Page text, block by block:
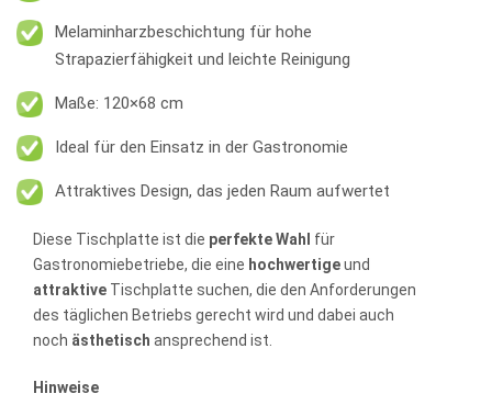
Melaminharzbeschichtung für hohe
Strapazierfähigkeit und leichte Reinigung
Maße: 120×68 cm
Ideal für den Einsatz in der Gastronomie
Attraktives Design, das jeden Raum aufwertet
Diese Tischplatte ist die perfekte Wahl für
Gastronomiebetriebe, die eine hochwertigeund
attraktive Tischplatte suchen, die den Anforderungen
des täglichen Betriebs gerecht wird und dabei auch
noch ästhetisch ansprechend ist.
Hinweise